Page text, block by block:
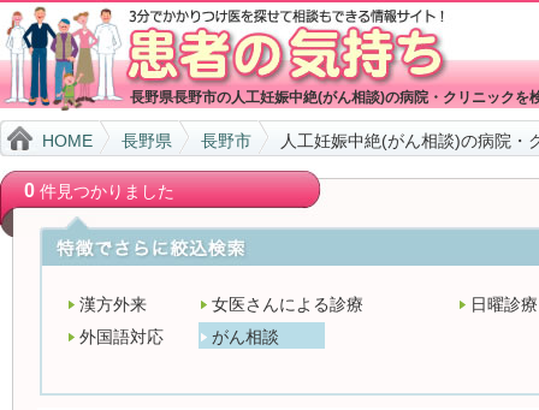
長野県長野市の人工妊娠中絶(がん相談)の病院・クリニックを
HOME 長野県 長野市 人工妊娠中絶(がん相談)の病院・
0件見つかりました
漢方外来 女医さんによる診療
日曜診療
外国語対応
がん相談